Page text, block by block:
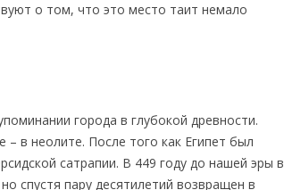
о том, что это место таит немало
города в глубокой древности.
– в неолите. После того как Египет был
сатрапии. В 449 году до нашей эры в
спустя пару десятилетий возвращен в